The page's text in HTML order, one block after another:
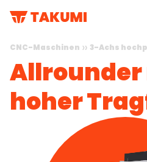
CNC-Maschinen 3-Achs
hoher